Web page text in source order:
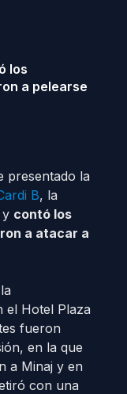
los
a pelearse
presentado la
B, la
y contó los
a atacar a
el Hotel Plaza
fueron
en la que
a Minaj y en
con una